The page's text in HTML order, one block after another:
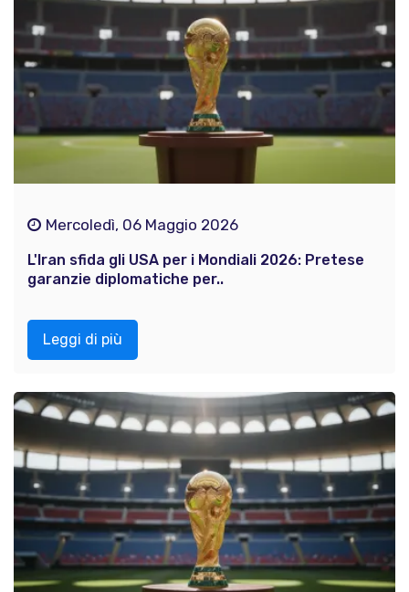
Mercoledì, 06 Maggio 2026
L'Iran sfida gli USA per i Mondiali 2026: Pretese
garanzie diplomatiche per..
Leggi di più